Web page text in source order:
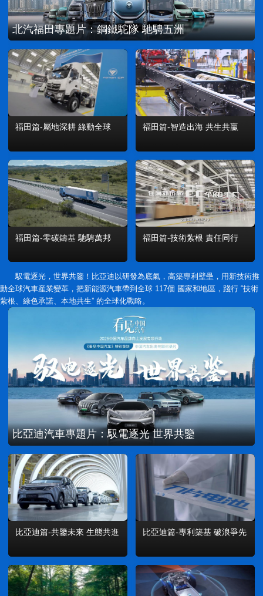
北汽福田專題片：鋼鐵駝隊 馳騁五洲
福田篇-屬地深耕 綠動全球 福田篇-智造出海 共生共贏
福田篇-零碳鑄基 馳騁萬邦 福田篇-技術紮根 責任同行
馭電逐光，世界共鑒！比亞迪以研發為底氣，高築專利壁壘，用新技術推
動全球汽車産業變革，把新能源汽車帶到全球 117個 國家和地區，踐行 “技術
紮根、綠色承諾、本地共生” 的全球化戰略。
比亞迪汽車專題片：馭電逐光 世界共鑒
比亞迪篇-共鑒未來 生態共進 比亞迪篇-專利築基 破浪爭先